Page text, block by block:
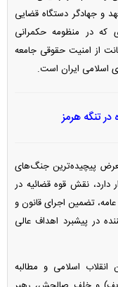
و جهادگر دستگاه قضایی
که در منظومه حکمرانی
از امنیت حقوقی جامعه
اسلامی ایران است.
در تنگه هرمز
پیچیده‌ترین جنگ‌های
دارد، نقش قوه قضائیه در
تضمین اجرای قانون و
در پیشبرد اهداف عالی
انقلاب اسلامی و مطالبه